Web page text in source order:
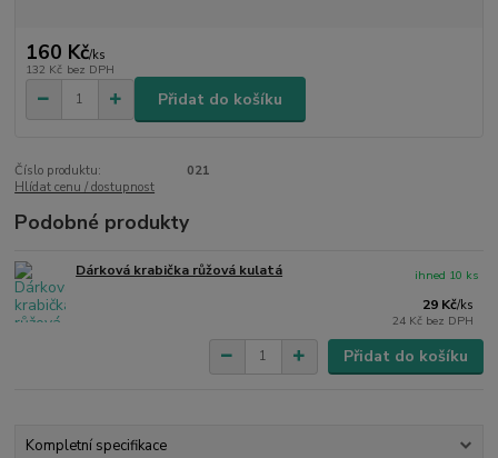
160 Kč/ks
132 Kč bez DPH
Přidat do košíku
Číslo produktu:
021
Hlídat cenu / dostupnost
Podobné produkty
Dárková krabička růžová kulatá
29 Kč/ks
24 Kč bez DPH
ihned 10 ks
Přidat do košíku
Kompletní specifikace